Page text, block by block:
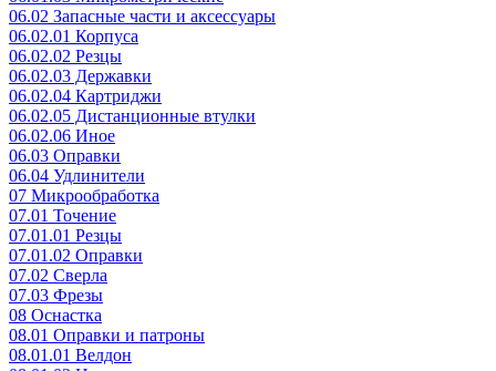
06.02 Запасные части и аксессуары
06.02.01 Корпуса
06.02.02 Резцы
06.02.03 Державки
06.02.04 Картриджи
06.02.05 Дистанционные втулки
06.02.06 Иное
06.03 Оправки
06.04 Удлинители
07 Микрообработка
07.01 Точение
07.01.01 Резцы
07.01.02 Оправки
07.02 Сверла
07.03 Фрезы
08 Оснастка
08.01 Оправки и патроны
08.01.01 Велдон